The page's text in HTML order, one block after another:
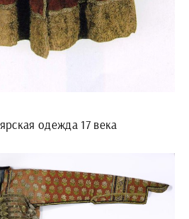
одежда 17 века